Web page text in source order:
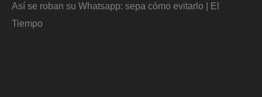
Así se roban su Whatsapp: sepa cómo evitarlo | El
Tiempo